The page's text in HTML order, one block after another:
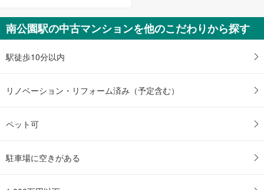
南公園駅の中古マンションを他のこだわりから探す
駅徒歩10分以内
リノベーション・リフォーム済み（予定含む）
ペット可
駐車場に空きがある